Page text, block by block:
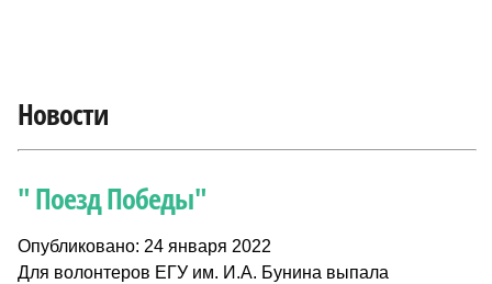
Новости
" Поезд Победы"
Опубликовано: 24 января 2022
Для волонтеров ЕГУ им. И.А. Бунина выпала